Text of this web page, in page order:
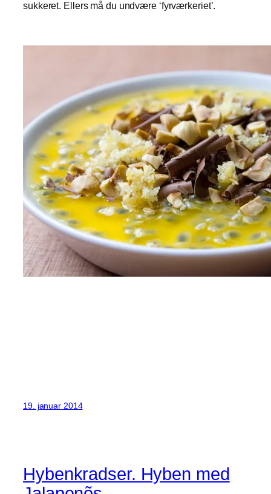
sukkeret. Ellers må du undvære ‘fyrværkeriet’.
19. januar 2014
Hybenkradser. Hyben med